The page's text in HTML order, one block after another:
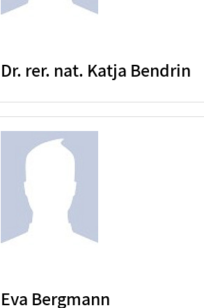
Dr. rer. nat. Katja Bendrin
Eva Bergmann